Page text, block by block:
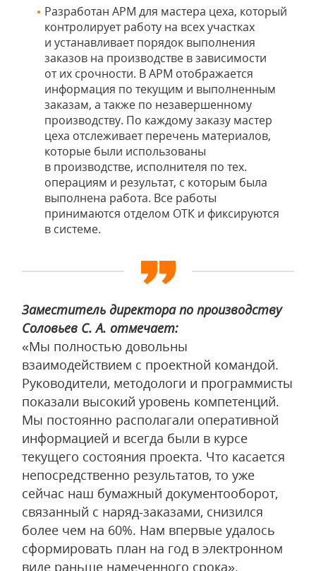
Разработан АРМ для мастера цеха, который
контролирует работу на всех участках
и устанавливает порядок выполнения
заказов на производстве в зависимости
от их срочности. В АРМ отображается
информация по текущим и выполненным
заказам, а также по незавершенному
производству. По каждому заказу мастер
цеха отслеживает перечень материалов,
которые были использованы
в производстве, исполнителя по тех.
операциям и результат, с которым была
выполнена работа. Все работы
принимаются отделом ОТК и фиксируются
в системе.
Заместитель директора по производству
Соловьев С. А. отмечает:
«Мы полностью довольны
взаимодействием с проектной командой.
Руководители, методологи и программисты
показали высокий уровень компетенций.
Мы постоянно располагали оперативной
информацией и всегда были в курсе
текущего состояния проекта. Что касается
непосредственно результатов, то уже
сейчас наш бумажный документооборот,
связанный с наряд-заказами, снизился
более чем на 60%. Нам впервые удалось
сформировать план на год в электронном
виде раньше намеченного срока».